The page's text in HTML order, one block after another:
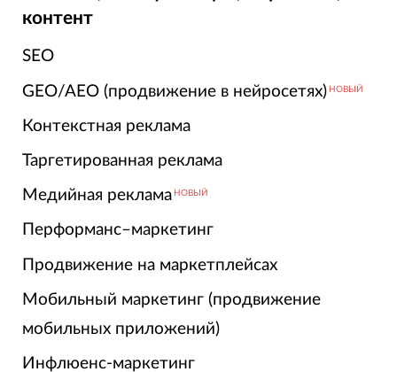
контент
SEO
GEO/AEO (продвижение в нейросетях) НОВЫЙ
Контекстная реклама
Таргетированная реклама
Медийная реклама НОВЫЙ
Перформанс–маркетинг
Продвижение на маркетплейсах
Мобильный маркетинг (продвижение
мобильных приложений)
Инфлюенс-маркетинг